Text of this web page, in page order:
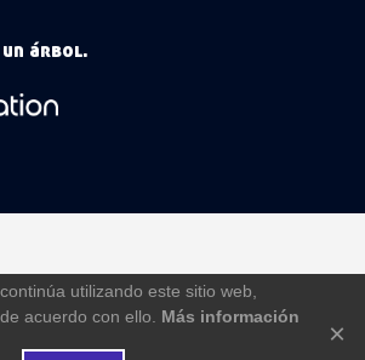
árbol.
utilizando este sitio web,
acuerdo con ello. Más información
×